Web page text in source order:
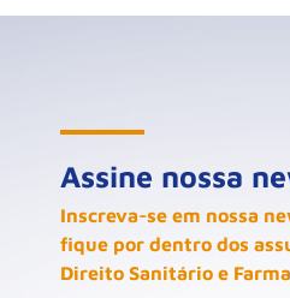
Assine nossa
Inscreva-se em nossa
fique por dentro dos
Direito Sanitário e